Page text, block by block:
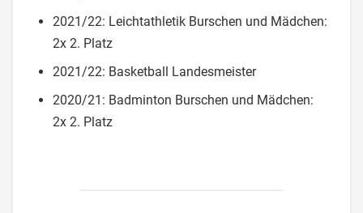
2021/22: Leichtathletik Burschen und Mädchen:
2x 2. Platz
2021/22: Basketball Landesmeister
2020/21: Badminton Burschen und Mädchen:
2x 2. Platz